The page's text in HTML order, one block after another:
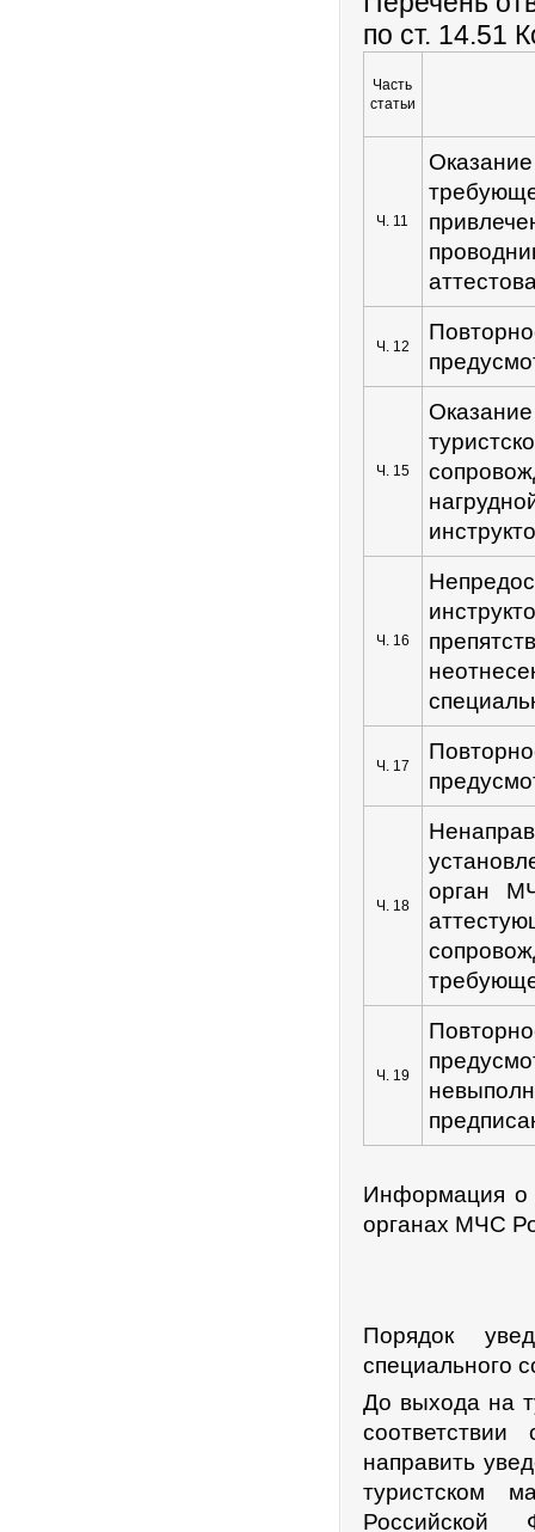
по ст. 14.51
Часть
статьи
Ч. 11
Ч. 12
Ч. 15
Ч. 16
Ч. 17
Ч. 18
орган
Ч. 19
Информация о
органах МЧС
Порядок у
специального
До выхода на
направить
туристском